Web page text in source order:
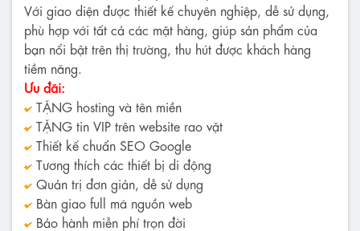
Với giao diện được thiết kế chuyên nghiệp, dễ sử dụng,
phù hợp với tất cả các mặt hàng, giúp sản phẩm của
bạn nổi bật trên thị trường, thu hút được khách hàng
tiềm năng.
Ưu đãi:
TẶNG hosting và tên miền
TẶNG tin VIP trên website rao vặt
Thiết kế chuẩn SEO Google
Tương thích các thiết bị di động
Quản trị đơn giản, dễ sử dụng
Bàn giao full mã nguồn web
Bảo hành miễn phí trọn đời